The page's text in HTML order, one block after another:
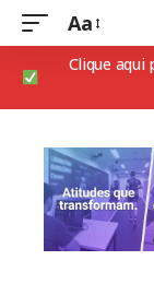
Aa
Clique aqui